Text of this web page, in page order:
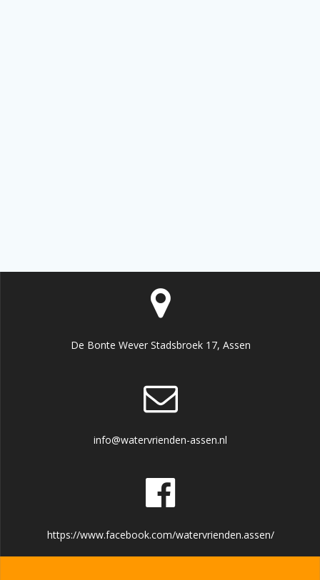
De Bonte Wever Stadsbroek 17, Assen
info@watervrienden-assen.nl
https://www.facebook.com/watervrienden.assen/